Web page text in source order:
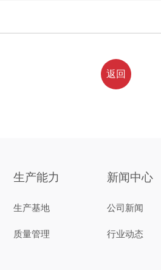
返回
生产能力
生产基地
质量管理
新闻中心
公司新闻
行业动态